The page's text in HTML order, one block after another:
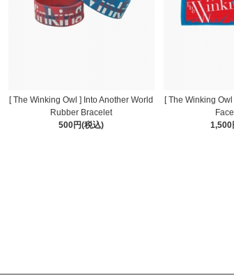
[ The Winking Owl ] Into Another World
Rubber Bracelet
500円(税込)
[ The Winking
1,500